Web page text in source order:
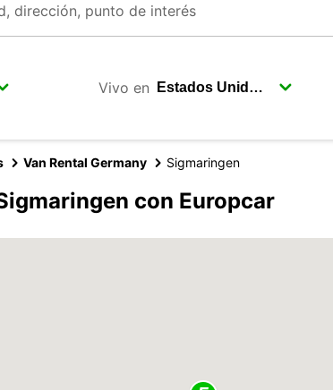
Vivo en
Van Rental Germany Sigmaringen
con Europcar